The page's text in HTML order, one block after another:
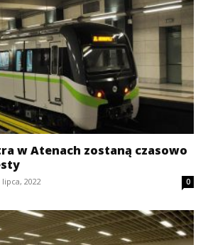
w Atenach zostaną czasowo
lipca, 2022 0